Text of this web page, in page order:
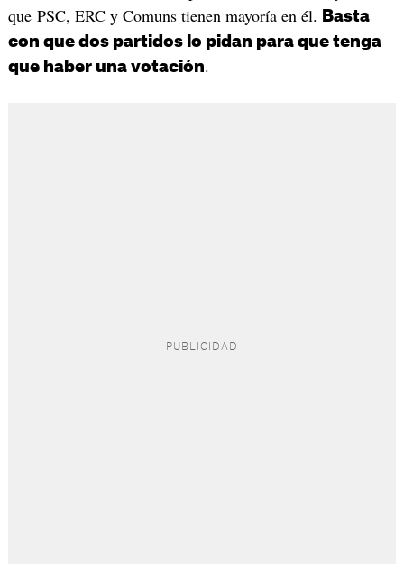
que PSC, ERC y Comuns tienen mayoría en él.
Basta
con que dos partidos lo pidan para que tenga
que haber una votación.